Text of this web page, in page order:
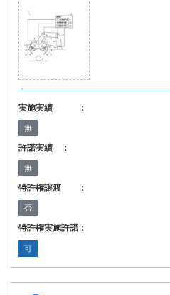
実施実績 ：
無
許諾実績 ：
無
特許権譲渡 ：
否
特許権実施許諾：
可